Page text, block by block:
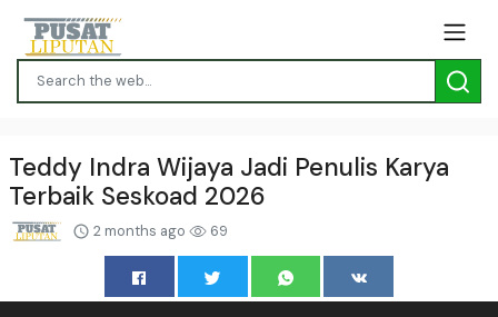
Teddy Indra Wijaya Jadi Penulis Karya
Terbaik Seskoad 2026
2 months ago 69